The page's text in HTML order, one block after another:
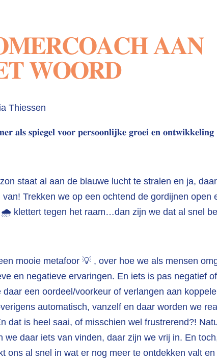
𝐀𝐀𝐍
𝐖𝐎𝐎𝐑𝐃
Thiessen
𝐚𝐥𝐬 𝐬𝐩𝐢𝐞𝐠𝐞𝐥 𝐯𝐨𝐨𝐫 𝐩𝐞𝐫𝐬𝐨𝐨𝐧𝐥𝐢𝐣𝐤𝐞 𝐠𝐫𝐨𝐞𝐢 𝐞𝐧 𝐨𝐧𝐭𝐰𝐢𝐤𝐤𝐞𝐥𝐢𝐧𝐠
staat al aan de blauwe lucht te stralen en ja,
van! Trekken we op een ochtend de gordijnen open
🌧️ klettert tegen het raam…dan zijn we dat al snel
mooie metafoor 💡 , over hoe we als mensen
en negatieve ervaringen. En iets is pas negatief
daar een oordeel/voorkeur of verlangen aan
automatisch, vanzelf en daar worden we
dat is heel saai, of misschien wel frustrerend?!
we daar iets van vinden, daar zijn we vrij in. En
ons al snel in wat er nog meer te ontdekken valt en